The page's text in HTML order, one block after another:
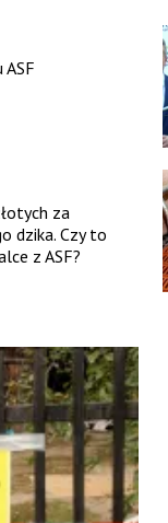
ASF
za
dzika. Czy to
z ASF?